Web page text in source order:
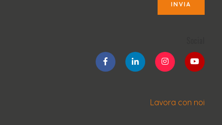
INVIA
Lavora con noi